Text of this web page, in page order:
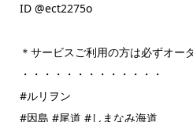
ID @ect2275o
＊サービスご利用の方は必ずオー
・・・・・・・・・・・・・
#ルリヲン
#因島 #尾道 #しまなみ海道